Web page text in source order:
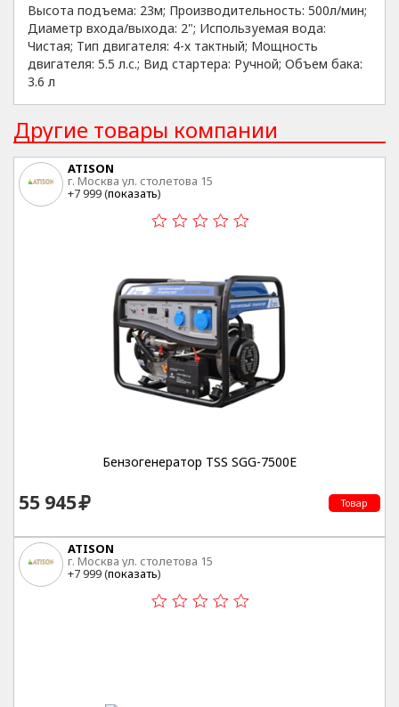
Высота подъема: 23м; Производительность: 500л/мин;
Диаметр входа/выхода: 2"; Используемая вода:
Чистая; Тип двигателя: 4-х тактный; Мощность
двигателя: 5.5 л.с.; Вид стартера: Ручной; Объем бака:
3.6 л
Другие товары компании
ATISON
г. Москва ул. столетова 15
+7 999 (показать)
Бензогенератор TSS SGG-7500Е
55 945 Товар
ATISON
г. Москва ул. столетова 15
+7 999 (показать)